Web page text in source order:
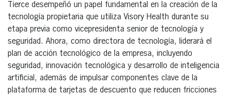
Tierce desempeñó un papel fundamental en la creación de la
tecnología propietaria que utiliza Visory Health durante su
etapa previa como vicepresidenta senior de tecnología y
seguridad. Ahora, como directora de tecnología, liderará el
plan de acción tecnológico de la empresa, incluyendo
seguridad, innovación tecnológica y desarrollo de inteligencia
artificial, además de impulsar componentes clave de la
plataforma de tarjetas de descuento que reducen fricciones